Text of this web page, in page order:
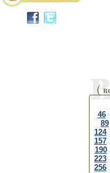
46
89
124
157
190
223
256